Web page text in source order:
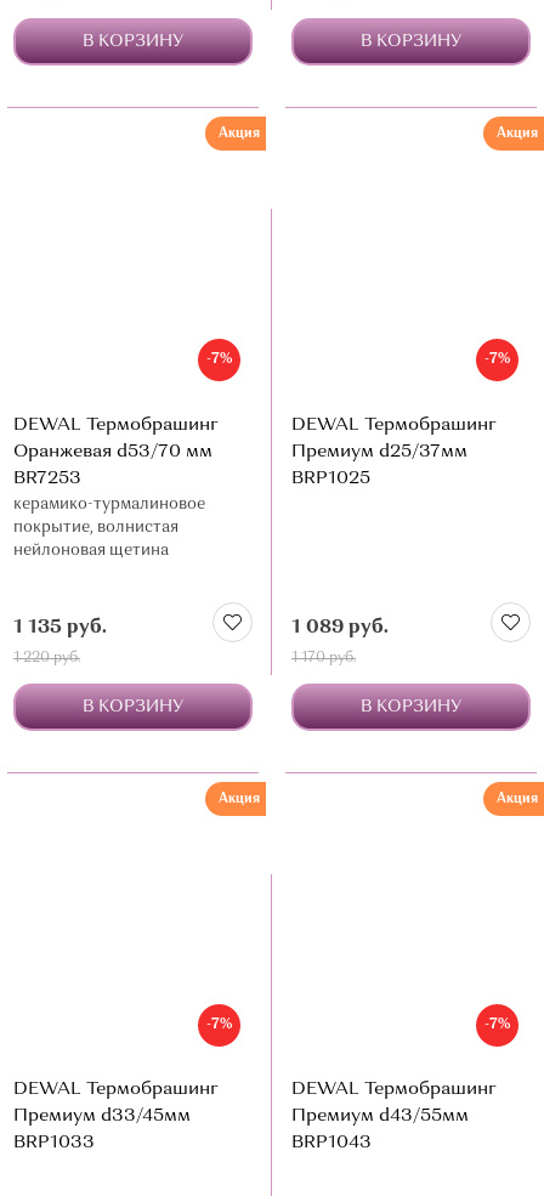
В КОРЗИНУ В КОРЗИНУ
-7%
Акция
DEWAL Термобрашинг
Оранжевая d53/70 мм
BR7253
керамико-турмалиновое
покрытие, волнистая
нейлоновая щетина
1 135 руб.
1 220 руб.
В КОРЗИНУ
-7%
Акция
DEWAL Термобрашинг
Премиум d25/37мм
BRP1025
1 089 руб.
1 170 руб.
В КОРЗИНУ
-7%
Акция
DEWAL Термобрашинг
Премиум d33/45мм
BRP1033
-7%
Акция
DEWAL Термобрашинг
Премиум d43/55мм
BRP1043